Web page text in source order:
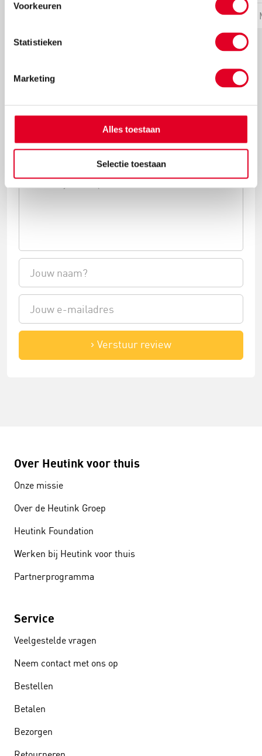
Voorkeuren
Statistieken
Marketing
Alles toestaan
Selectie toestaan
Schrijf ook een review
kies het aantal sterren...
Verstuur review
Over Heutink voor thuis
Onze missie
Over de Heutink Groep
Heutink Foundation
Werken bij Heutink voor thuis
Partnerprogramma
Service
Veelgestelde vragen
Neem contact met ons op
Bestellen
Betalen
Bezorgen